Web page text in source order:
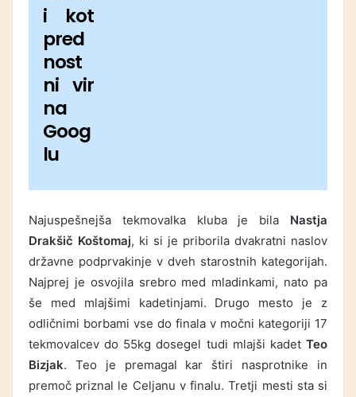
i kot
pred
nost
ni vir
na
Goog
lu
Najuspešnejša tekmovalka kluba je bila Nastja
Drakšič Koštomaj, ki si je priborila dvakratni naslov
državne podprvakinje v dveh starostnih kategorijah.
Najprej je osvojila srebro med mladinkami, nato pa
še med mlajšimi kadetinjami. Drugo mesto je z
odličnimi borbami vse do finala v močni kategoriji 17
tekmovalcev do 55kg dosegel tudi mlajši kadet Teo
Bizjak. Teo je premagal kar štiri nasprotnike in
premoč priznal le Celjanu v finalu. Tretji mesti sta si